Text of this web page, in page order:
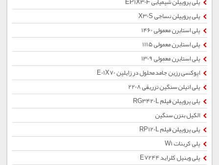
پلی پروپیلن نساجی X30S
پلی استایرن معمولی 1460
پلی استایرن معمولی 1115
پلی استایرن معمولی 1309
اپوکسی رزین جامد محلول در زایلین E01X70
پلی اتیلن سنگین تزریقی 2208
پلی پروپیلن فیلم RG3420L
الکیل بنزن سنگین
پلی پروپیلن فیلم RP120L
پلی کربنات W1
پلی وینیل کلراید E7244